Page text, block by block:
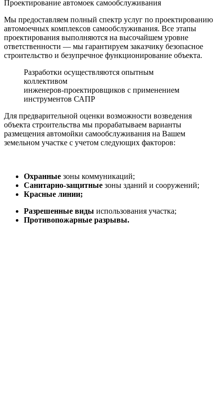
Проектирование автомоек самообслуживания
Мы предоставляем полный спектр услуг по проектированию
автомоечных комплексов самообслуживания. Все этапы
проектирования выполняются на высочайшем уровне
ответственности — мы гарантируем заказчику безопасное
строительство и безупречное функционирование объекта.
Разработки осуществляются опытным
коллективом
инженеров-проектировщиков с применением
инструментов САПР
Для предварительной оценки возможности возведения
объекта строительства мы прорабатываем варианты
размещения автомойки самообслуживания на Вашем
земельном участке с учетом следующих факторов:
Охранные зоны коммуникаций;
Санитарно-защитные зоны зданий и сооружений;
Красные линии;
Разрешенные виды использования участка;
Противопожарные разрывы.